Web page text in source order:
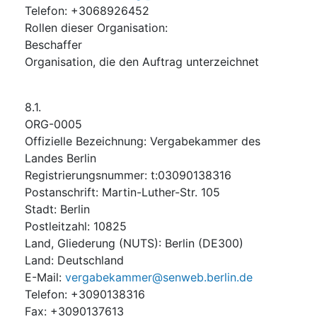
Telefon: +3068926452
Rollen dieser Organisation:
Beschaffer
Organisation, die den Auftrag unterzeichnet
8.1.
ORG-0005
Offizielle Bezeichnung: Vergabekammer des
Landes Berlin
Registrierungsnummer: t:03090138316
Postanschrift: Martin-Luther-Str. 105
Stadt: Berlin
Postleitzahl: 10825
Land, Gliederung (NUTS): Berlin (DE300)
Land: Deutschland
E-Mail: vergabekammer@senweb.berlin.de
Telefon: +3090138316
Fax: +3090137613